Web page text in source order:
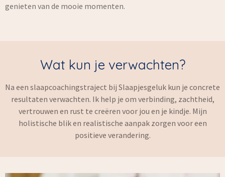
genieten van de mooie momenten.
Wat kun je verwachten?
Na een slaapcoachingstraject bij Slaapjesgeluk kun je concrete
resultaten verwachten. Ik help je om verbinding, zachtheid,
vertrouwen en rust te creëren voor jou en je kindje. Mijn
holistische blik en realistische aanpak zorgen voor een
positieve verandering.